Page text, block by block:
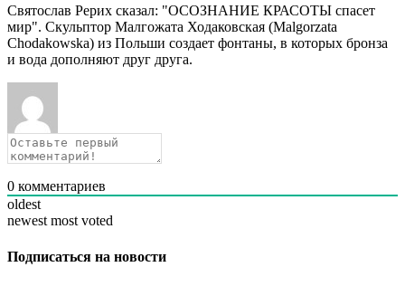
Святослав Рерих сказал: "ОСОЗНАНИЕ КРАСОТЫ спасет
мир". Скульптор Малгожата Ходаковская (Malgorzata
Chodakowska) из Польши создает фонтаны, в которых бронза
и вода дополняют друг друга.
0 комментариев
oldest
newest most voted
Подписаться на новости